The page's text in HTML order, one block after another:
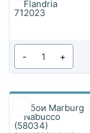
- +